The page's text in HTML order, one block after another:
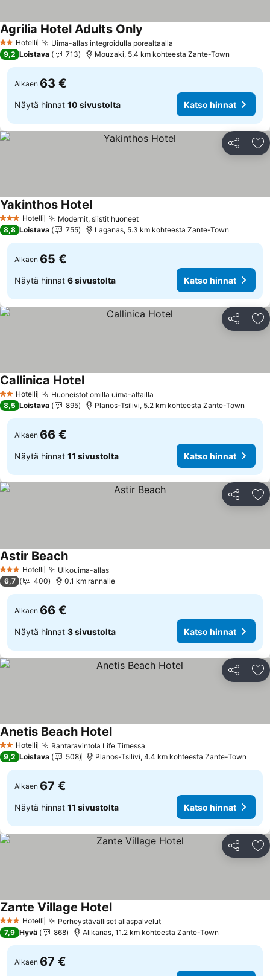
2 Tähtiluokitus
Hotelli Uima-allas integroidulla porealtaalla
Agrilia Hotel Adults Only
9,2 Loistava 713 Mouzaki, 5.4 km kohteesta Zante-Town
Alkaen 63 €
Näytä hinnat 10 sivustolta Katso hinnat
Jaa
3 Tähtiluokitus
Hotelli Modernit, siistit huoneet
Yakinthos Hotel
8,8 Loistava 755 Laganas, 5.3 km kohteesta Zante-Town
Alkaen 65 €
Näytä hinnat 6 sivustolta Katso hinnat
Jaa
2 Tähtiluokitus
Hotelli Huoneistot omilla uima-altailla
Callinica Hotel
8,5 Loistava 895 Planos-Tsilivi, 5.2 km kohteesta Zante-Town
Alkaen 66 €
Näytä hinnat 11 sivustolta Katso hinnat
Jaa
3 Tähtiluokitus
Hotelli Ulkouima-allas
Astir Beach
6,7 400 0.1 km rannalle
Alkaen 66 €
Näytä hinnat 3 sivustolta Katso hinnat
Jaa
2 Tähtiluokitus
Hotelli Rantaravintola Life Timessa
Anetis Beach Hotel
9,2 Loistava 508 Planos-Tsilivi, 4.4 km kohteesta Zante-Town
Alkaen 67 €
Näytä hinnat 11 sivustolta Katso hinnat
Jaa
3 Tähtiluokitus
Hotelli Perheystävälliset allaspalvelut
Zante Village Hotel
7,9 Hyvä 868 Alikanas, 11.2 km kohteesta Zante-Town
Alkaen 67 €